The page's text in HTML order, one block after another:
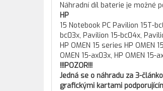
Náhradní díl baterie je možné
HP
15 Notebook PC Pavilion 15T-
bc03x, Pavilion 15-bc04x,
HP OMEN 15 series HP OMEN
OMEN 15-ax03x, HP OMEN 15-
!!!POZOR!!!
Jedná se o náhradu za 3-
grafickými kartami